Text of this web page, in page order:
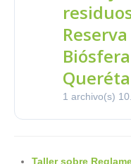
1 archivo(s)
Taller sobre